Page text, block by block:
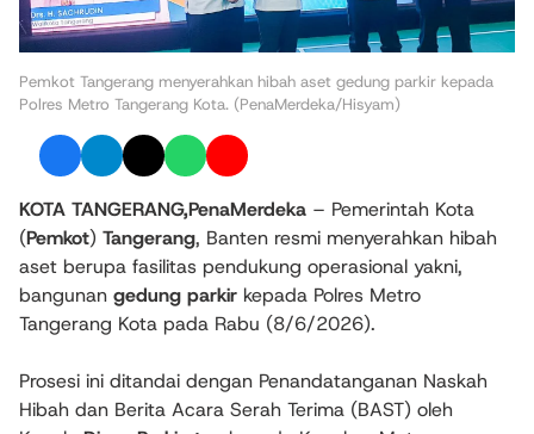
Pemkot Tangerang menyerahkan hibah aset gedung parkir kepada
Polres Metro Tangerang Kota. (PenaMerdeka/Hisyam)
KOTA TANGERANG,PenaMerdeka – Pemerintah Kota
(Pemkot) Tangerang, Banten resmi menyerahkan hibah
aset berupa fasilitas pendukung operasional yakni,
bangunan gedung parkir kepada Polres Metro
Tangerang Kota pada Rabu (8/6/2026).
Prosesi ini ditandai dengan Penandatanganan Naskah
Hibah dan Berita Acara Serah Terima (BAST) oleh